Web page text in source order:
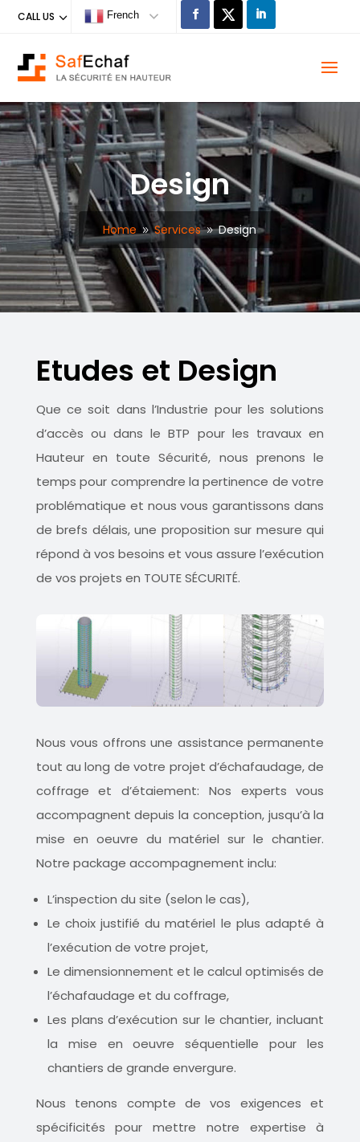
CALL US French
Design
Home 9 Services 9 Design
Etudes et Design
Que ce soit dans l’Industrie pour les solutions
d’accès ou dans le BTP pour les travaux en
Hauteur en toute Sécurité, nous prenons le
temps pour comprendre la pertinence de votre
problématique et nous vous garantissons dans
de brefs délais, une proposition sur mesure qui
répond à vos besoins et vous assure l’exécution
de vos projets en TOUTE SÉCURITÉ.
Nous vous offrons une assistance permanente
tout au long de votre projet d’échafaudage, de
coffrage et d’étaiement: Nos experts vous
accompagnent depuis la conception, jusqu’à la
mise en oeuvre du matériel sur le chantier.
Notre package accompagnement inclu:
L’inspection du site (selon le cas),
Le choix justifié du matériel le plus adapté à
l’exécution de votre projet,
Le dimensionnement et le calcul optimisés de
l’échafaudage et du coffrage,
Les plans d’exécution sur le chantier, incluant
la mise en oeuvre séquentielle pour les
chantiers de grande envergure.
Nous tenons compte de vos exigences et
spécificités pour mettre notre expertise à